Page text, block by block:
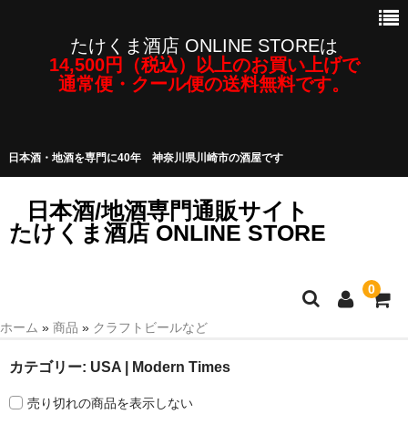
たけくま酒店 ONLINE STOREは
14,500円（税込）以上のお買い上げで
通常便・クール便の送料無料です。
日本酒・地酒を専門に40年 神奈川県川崎市の酒屋です
日本酒/地酒専門通販サイト
たけくま酒店 ONLINE STORE
0
ホーム » 商品 » クラフトビールなど
カテゴリー: USA | Modern Times
売り切れの商品を表示しない